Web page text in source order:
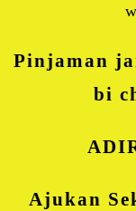
Pinjaman
bi
Ajukan